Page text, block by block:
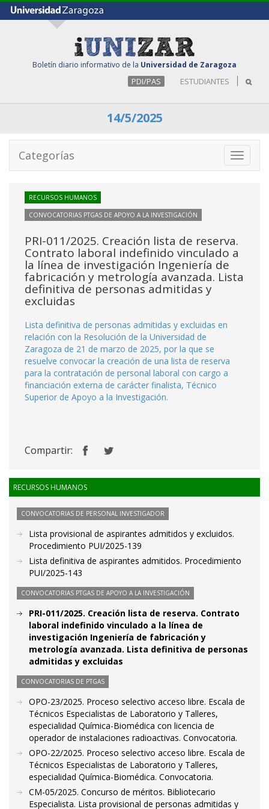
Boletín diario informativo de la Universidad de Zaragoza
PDI/PAS ESTUDIANTES
14/5/2025
Toggle
Categorías
RECURSOS HUMANOS
CONVOCATORIAS PTGAS DE APOYO A LA INVESTIGACIÓN
PRI-011/2025. Creación lista de reserva.
Contrato laboral indefinido vinculado a
la línea de investigación Ingeniería de
fabricación y metrología avanzada. Lista
definitiva de personas admitidas y
excluidas
Lista definitiva de personas admitidas y excluidas en
relación con la Resolución de la Universidad de
Zaragoza de 21 de marzo de 2025, por la que se
resuelve convocar la creación de una lista de reserva
para la contratación de personal laboral con cargo a
financiación externa de carácter finalista, Técnico
Superior de Apoyo a la Investigación.
Compartir:
RECURSOS HUMANOS
CONVOCATORIAS DE PERSONAL INVESTIGADOR
Lista provisional de aspirantes admitidos y excluidos.
Procedimiento PUI/2025-139
Lista definitiva de aspirantes admitidos. Procedimiento
PUI/2025-143
CONVOCATORIAS PTGAS DE APOYO A LA INVESTIGACIÓN
PRI-011/2025. Creación lista de reserva. Contrato
laboral indefinido vinculado a la línea de
investigación Ingeniería de fabricación y
metrología avanzada. Lista definitiva de personas
admitidas y excluidas
CONVOCATORIAS DE PTGAS
OPO-23/2025. Proceso selectivo acceso libre. Escala de
Técnicos Especialistas de Laboratorio y Talleres,
especialidad Química-Biomédica con licencia de
operador de instalaciones radioactivas. Convocatoria.
OPO-22/2025. Proceso selectivo acceso libre. Escala de
Técnicos Especialistas de Laboratorio y Talleres,
especialidad Química-Biomédica. Convocatoria.
CM-05/2025. Concurso de méritos. Bibliotecario
Especialista. Lista provisional de personas admitidas y